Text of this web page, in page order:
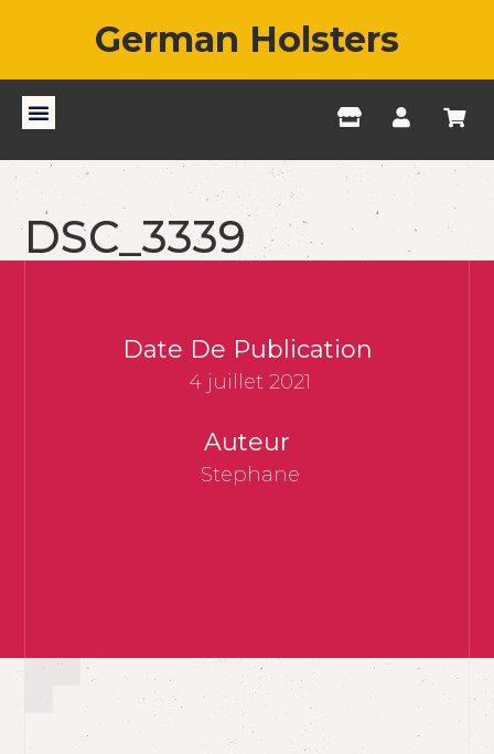
German Holsters
DSC_3339
Date De Publication
4 juillet 2021
Auteur
Stephane